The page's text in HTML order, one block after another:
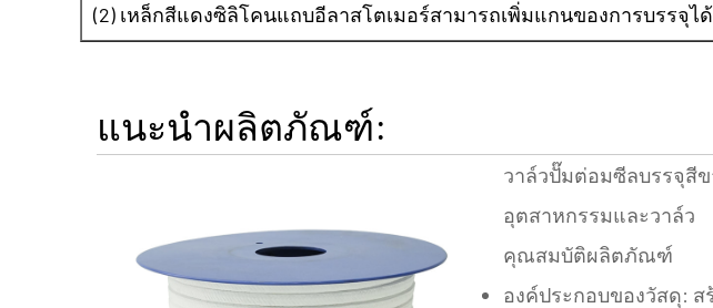
(2) เหล็กสีแดงซิลิโคนแถบอีลาสโตเมอร์สามารถเพิ่มแกนของการบรรจุไ
แนะนำผลิตภัณฑ์:
วาล์วปั๊มต่อมซีลบรรจุสี
อุตสาหกรรมและวาล์ว
คุณสมบัติผลิตภัณฑ์
องค์ประกอบของวัสดุ: ส